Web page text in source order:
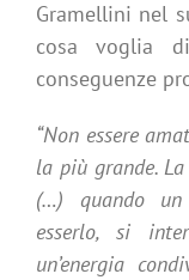
Gramellini nel
cosa voglia
conseguenze
“Non essere
la più grande.
(…) quando un
esserlo, si
un’energia